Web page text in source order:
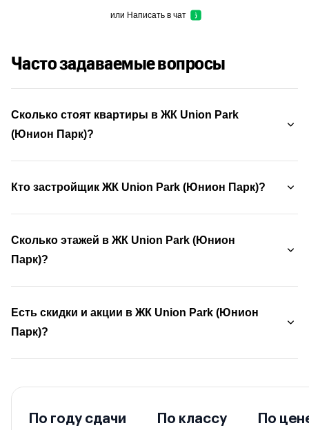
или Написать в чат
Часто задаваемые вопросы
Сколько стоят квартиры в ЖК Union Park
(Юнион Парк)?
Кто застройщик ЖК Union Park (Юнион Парк)?
Сколько этажей в ЖК Union Park (Юнион
Парк)?
Есть скидки и акции в ЖК Union Park (Юнион
Парк)?
По году сдачи По классу По